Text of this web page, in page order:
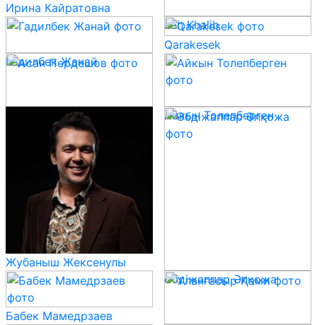
Ирина Кайратовна
Jah Khalib
Гадилбек Жанай
Qarakesek
Асан Пердешов Айкын Толепберген
Жубаныш Жексенулы
Әбдіжаппар Әлқожа
Бабек Мамедрзаев